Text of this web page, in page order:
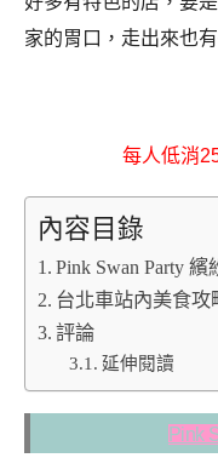
家的胃口，走出來也
每人低消
內容目錄
Pink Swan Party 繽
台北車站內美食攻
評論
延伸閱讀
Pink